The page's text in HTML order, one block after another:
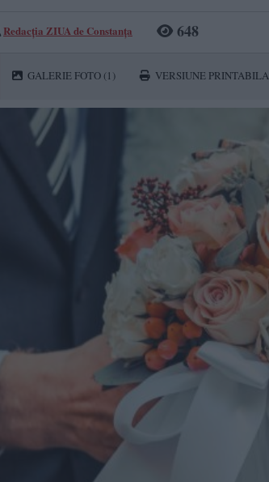
Redacția ZIUA de Constanța 648
GALERIE FOTO (1) VERSIUNE PRINTABILA